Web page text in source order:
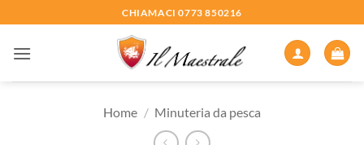
ai
contenuti
CHIAMACI 0773 850216
Home / Minuteria da pesca